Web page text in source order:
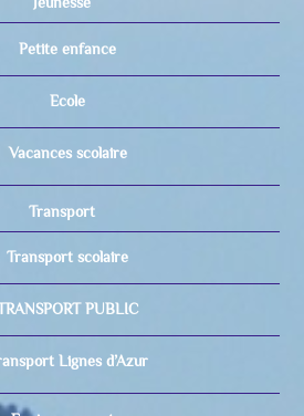
Petite enfance
Ecole
Vacances scolaire
Transport
Transport scolaire
PUBLIC
Lignes d’Azur